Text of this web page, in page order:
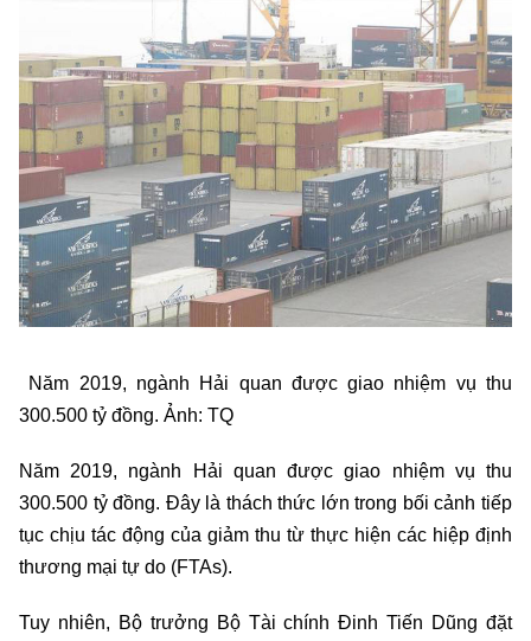
Năm 2019, ngành Hải quan được giao nhiệm vụ thu
300.500 tỷ đồng. Ảnh: TQ
Năm 2019, ngành Hải quan được giao nhiệm vụ thu
300.500 tỷ đồng. Đây là thách thức lớn trong bối cảnh tiếp
tục chịu tác động của giảm thu từ thực hiện các hiệp định
thương mại tự do (FTAs).
Tuy nhiên, Bộ trưởng Bộ Tài chính Đinh Tiến Dũng đặt